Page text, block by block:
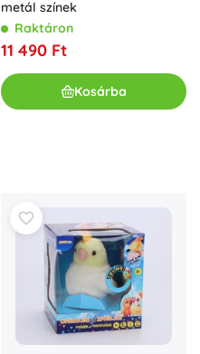
metál színek
Raktáron
11 490 Ft
Kosárba